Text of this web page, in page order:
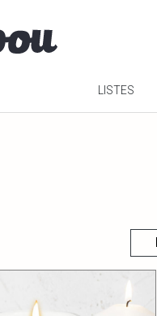
LISTES